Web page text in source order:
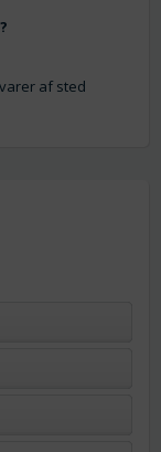
af sted